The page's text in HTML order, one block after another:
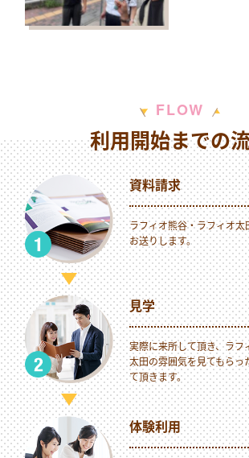
FLOW
利用開始までの
資料請求
ラフィオ熊谷・ラフィオ
お送りします。
見学
実際に来所して頂き、ラフ
太田の雰囲気を見てもらっ
て頂きます。
体験利用